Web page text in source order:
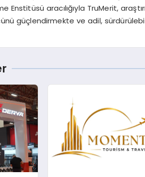
Enstitüsüaracılığıyla TruMerit, araştı
ünü güçlendirmekte ve adil, sürdürü